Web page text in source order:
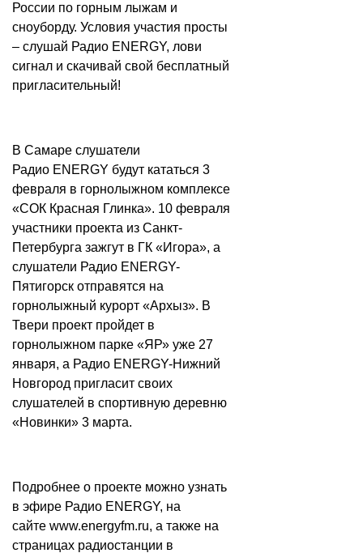
России по горным лыжам и
сноуборду. Условия участия просты
– слушай Радио ENERGY, лови
сигнал и скачивай свой бесплатный
пригласительный!
В Самаре слушатели
Радио ENERGY будут кататься 3
февраля в горнолыжном комплексе
«СОК Красная Глинка». 10 февраля
участники проекта из Санкт-
Петербурга зажгут в ГК «Игора», а
слушатели Радио ENERGY-
Пятигорск отправятся на
горнолыжный курорт «Архыз». В
Твери проект пройдет в
горнолыжном парке «ЯР» уже 27
января, а Радио ENERGY-Нижний
Новгород пригласит своих
слушателей в спортивную деревню
«Новинки» 3 марта.
Подробнее о проекте можно узнать
в эфире Радио ENERGY, на
сайте www.energyfm.ru, а также на
страницах радиостанции в